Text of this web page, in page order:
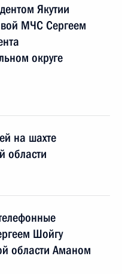
Якутии
МЧС Сергеем
округе
на шахте
области
Шойгу
области Аманом